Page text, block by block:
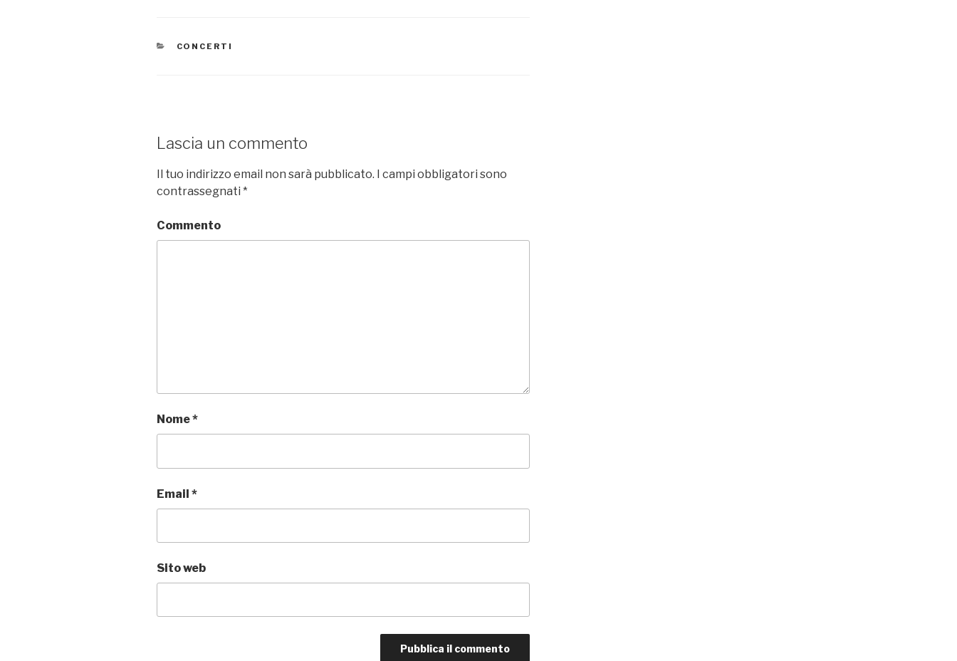
CATEGORIE
CONCERTI
Lascia un commento
Il tuo indirizzo email non sarà pubblicato. I campi obbligatori sono
contrassegnati *
Commento
Nome*
Email *
Sito web